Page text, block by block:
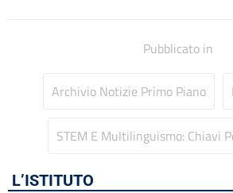
feedback
Incarichi amministrativi di vertice
Inclusione e BES
Pubblicato in
Archivio Notizie Primo Piano
STEM E Multilinguismo: Chiavi
L’ISTITUTO